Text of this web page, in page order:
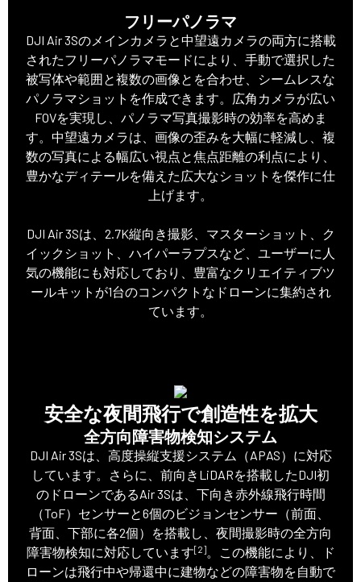
フリーパノラマ
DJI Air 3Sのメインカメラと中望遠カメラの両方に搭載
されたフリーパノラマモードにより、手動で選択した
被写体や範囲と複数の画像とを合わせ、シームレスな
パノラマショットを作成できます。広角カメラが広い
FOVを実現し、パノラマ写真撮影時の効率を高めま
す。中望遠カメラは、画像の歪みを大幅に軽減し、複
数の写真による幅広い視点と焦点距離の利点により、
豊かなディテールを備えた広大なショットを傑作に仕
上げます。
DJI Air 3Sは、2.7K縦向き撮影、マスターショット、ク
イックショット、ハイパーラプスなど、ユーザーに人
気の機能にも対応しており、豊富なクリエイティブツ
ールキットが1台のコンパクトなドローンに集約され
ています。
安全な夜間飛行で創造性を拡大
全方向障害物検知システム
DJI Air 3Sは、高度操縦支援システム（APAS）に対応
しています。さらに、前向きLiDARを搭載したDJI初
のドローンであるAir 3Sは、下向き赤外線飛行時間
（ToF）センサーと6個のビジョンセンサー（前面、
背面、下部に各2個）を搭載し、夜間撮影時の全方向
障害物検知に対応しています[2]。この機能により、ド
ローンは飛行中や帰還中に建物などの障害物を自動で